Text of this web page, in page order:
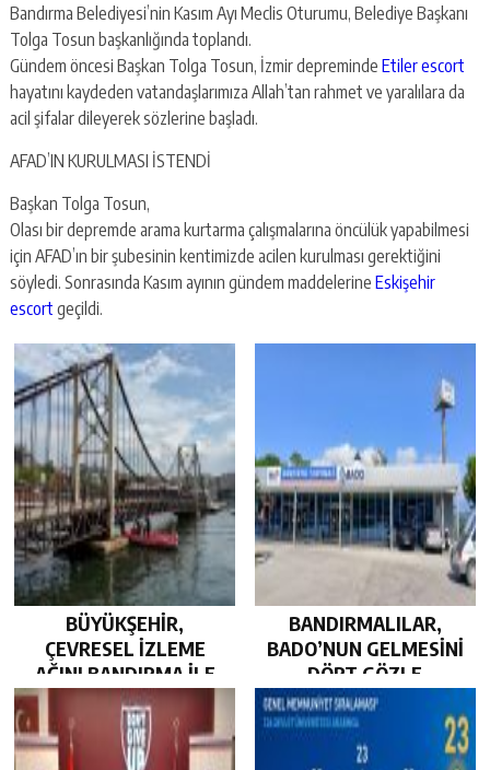
Bandırma Belediyesi’nin Kasım Ayı Meclis Oturumu, Belediye Başkanı
Tolga Tosun başkanlığında toplandı.
Gündem öncesi Başkan Tolga Tosun, İzmir depreminde Etiler escort
hayatını kaydeden vatandaşlarımıza Allah’tan rahmet ve yaralılara da
acil şifalar dileyerek sözlerine başladı.
AFAD’IN KURULMASI İSTENDİ
Başkan Tolga Tosun,
Olası bir depremde arama kurtarma çalışmalarına öncülük yapabilmesi
için AFAD’ın bir şubesinin kentimizde acilen kurulması gerektiğini
söyledi. Sonrasında Kasım ayının gündem maddelerine Eskişehir
escort geçildi.
BÜYÜKŞEHİR,
ÇEVRESEL İZLEME
AĞINI BANDIRMA İLE
GÜÇLENDİRDİ…
BANDIRMALILAR,
BADO’NUN GELMESİNİ
DÖRT GÖZLE
BEKLİYOR…